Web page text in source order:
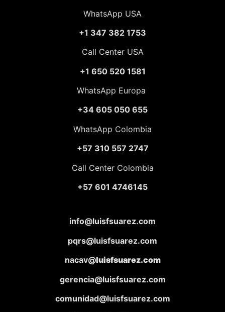
WhatsApp USA
+1 347 382 1753
Call Center USA
+1 650 520 1581
WhatsApp Europa
+34 605 050 655
WhatsApp Colombia
+57 310 557 2747
Call Center Colombia
+57 601 4746145
info@luisfsuarez.com
pqrs@luisfsuarez.com
nacav@luisfsuarez.com
gerencia@luisfsuarez.com
comunidad@luisfsuarez.com